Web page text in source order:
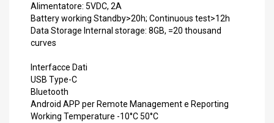
Alimentatore: 5VDC, 2A
Battery working Standby>20h; Continuous test>12h
Data Storage Internal storage: 8GB, =20 thousand
curves
Interfacce Dati
USB Type-C
Bluetooth
Android APP per Remote Management e Reporting
Working Temperature -10°C 50°C